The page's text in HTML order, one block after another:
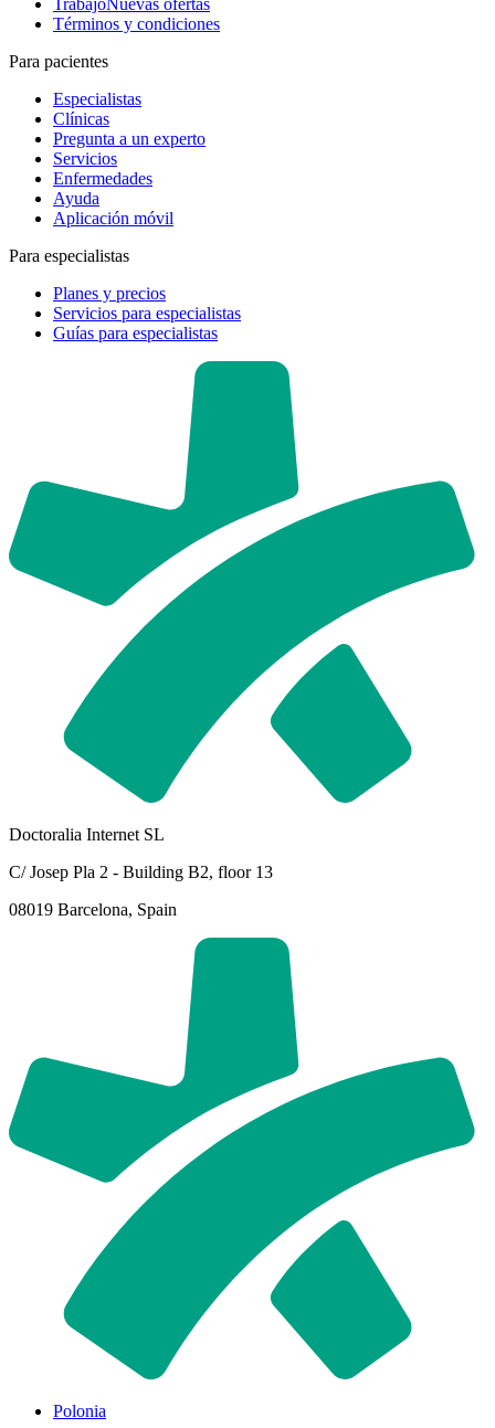
TrabajoNuevas ofertas
Términos y condiciones
Para pacientes
Especialistas
Clínicas
Pregunta a un experto
Servicios
Enfermedades
Ayuda
Aplicación móvil
Para especialistas
Planes y precios
Servicios para especialistas
Guías para especialistas
Doctoralia Internet SL
C/ Josep Pla 2 - Building B2, floor 13
08019 Barcelona, Spain
Polonia